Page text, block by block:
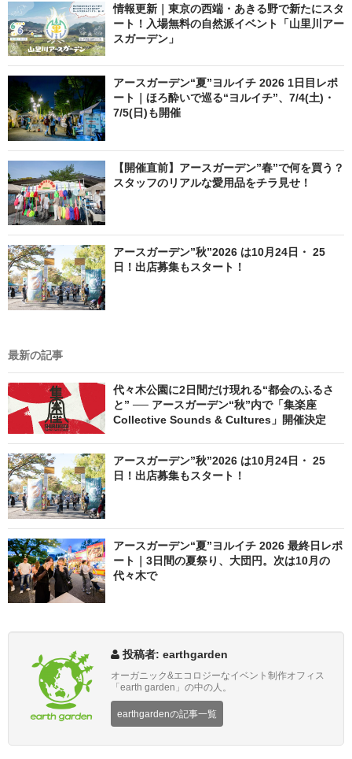
情報更新｜東京の西端・あきる野で新たにスタ
ート！入場無料の自然派イベント「山里川アー
スガーデン」
アースガーデン“夏”ヨルイチ 2026 1日目レポ
ート｜ほろ酔いで巡る“ヨルイチ”、7/4(土)・
7/5(日)も開催
【開催直前】アースガーデン”春”で何を買う？
スタッフのリアルな愛用品をチラ見せ！
アースガーデン”秋”2026 は10月24日・ 25
日！出店募集もスタート！
最新の記事
代々木公園に2日間だけ現れる“都会のふるさ
と” ── アースガーデン“秋”内で「集楽座
Collective Sounds & Cultures」開催決定
アースガーデン”秋”2026 は10月24日・ 25
日！出店募集もスタート！
アースガーデン“夏”ヨルイチ 2026 最終日レポ
ート｜3日間の夏祭り、大団円。次は10月の
代々木で
投稿者: earthgarden
オーガニック&エコロジーなイベント制作オフィス
「earth garden」の中の人。
earthgardenの記事一覧